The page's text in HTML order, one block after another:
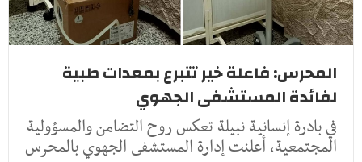
المحرس: فاعلة خير تتبرع بمعدات طبية
لفائدة المستشفى الجهوي
في بادرة إنسانية نبيلة تعكس روح التضامن والمسؤولية
المجتمعية، أعلنت إدارة المستشفى الجهوي بالمحرس